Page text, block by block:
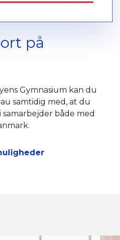
på
Gymnasium kan du
samtidig med, at du
både med